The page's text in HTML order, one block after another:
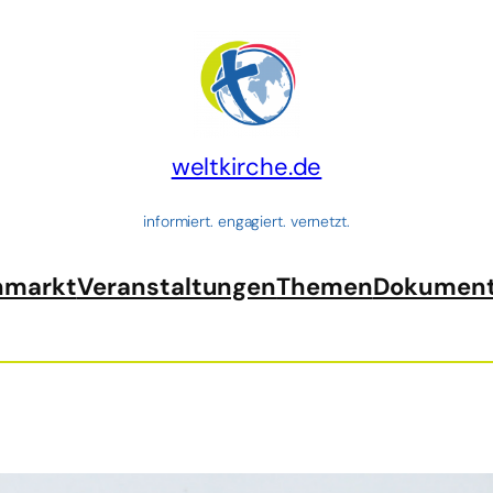
weltkirche.de
informiert. engagiert. vernetzt.
VeranstaltungenThemen